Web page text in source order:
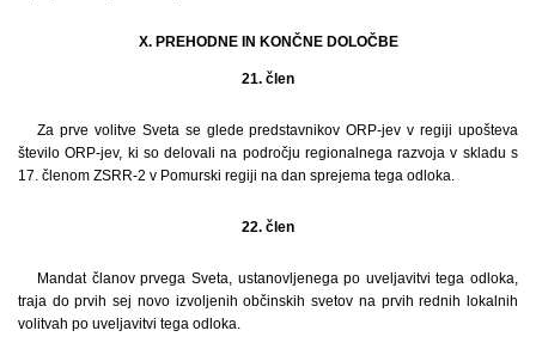
X. PREHODNE IN KONČNE DOLOČBE
21. člen
Za prve volitve Sveta se glede predstavnikov ORP-jev v regiji upošteva
število ORP-jev, ki so delovali na področju regionalnega razvoja v skladu s
17. členom ZSRR-2 v Pomurski regiji na dan sprejema tega odloka.
22. člen
Mandat članov prvega Sveta, ustanovljenega po uveljavitvi tega odloka,
traja do prvih sej novo izvoljenih občinskih svetov na prvih rednih lokalnih
volitvah po uveljavitvi tega odloka.